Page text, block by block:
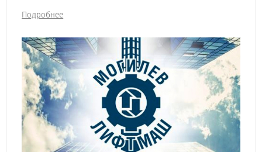
Подробнее